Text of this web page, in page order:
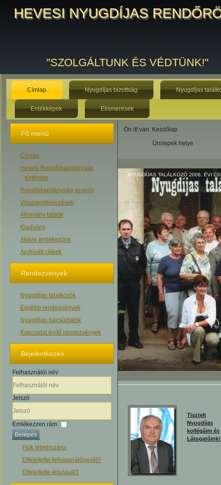
HEVESI NYUGDÍJAS
"SZOLGÁLTUNK ÉS VÉDTÜNK!"
Címlap Nyugdíjas bizottság Nyugdíjas
Enlékképek Elismerések
Fő menü
Címlap
Hevesi Rendőrkapitányság
története
Rendőrkapitányság vezetői
Visszaemlékezések
Állomány tablók
Kiadvány
Akikre emlékezünk
Archivált cikkek
Rendezvények
Nyugdíjas talalkozók
Egyébb rendezvények
Nyugdíjas búcsúztatók
Kapcsolat építő rendezvények
Bejelentkezés
Felhasználói név
Jelszó
Emlékezzen rám
Belépés
Fiók létrehozása
Elfelejtette felhasználónevét?
Elfelejtette jelszavát?
Ön itt van: Kezdőlap
Ünnepek helye
NYUGDÍJAS TALÁLKOZÓ 2006. ÉVI
Tisztelt
Nyugdíjas
kollégáim és
Látogatóink!